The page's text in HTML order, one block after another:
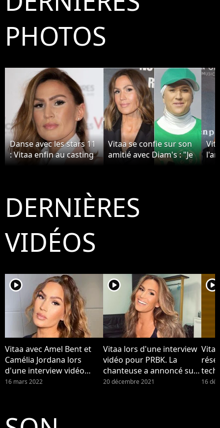
PHOTOS
Danse avec les stars 11
: Vitaa enfin au casting
? Pourquoi ça n'arrivera
Vitaa se confie sur son
amitié avec Diam's : "Je
l'ai vue beaucoup
DERNIÈRES
VIDÉOS
player2
Vitaa avec Amel Bent et
Camélia Jordana lors
d'une interview vidéo
pour PRBK. Vitaa maman :
du bébé.
16 mars 2022
player2
Vitaa lors d'une interview
vidéo pour PRBK. La
chanteuse a annoncé sur
Instagram être enceinte
20 décembre 2021
player2
16